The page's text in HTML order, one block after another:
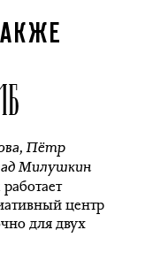
,Пётр
Милушкин
центр
для двух